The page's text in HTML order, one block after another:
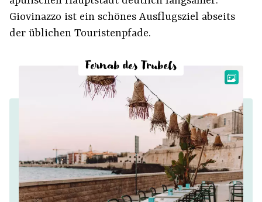
Giovinazzo ist ein schönes Ausflugsziel abseits
der üblichen Touristenpfade.
Fernab des Trubels